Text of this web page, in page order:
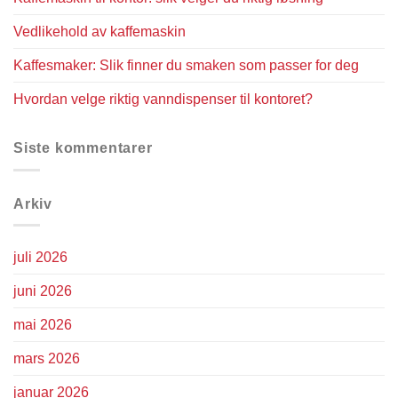
Vedlikehold av kaffemaskin
Kaffesmaker: Slik finner du smaken som passer for deg
Hvordan velge riktig vanndispenser til kontoret?
Siste kommentarer
Arkiv
juli 2026
juni 2026
mai 2026
mars 2026
januar 2026